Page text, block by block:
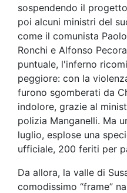
sospendendo il
poi alcuni ministri del
come il comunista
Ronchi e Alfonso
puntuale, l'inferno
peggiore: con la
furono sgomberati da
indolore, grazie al
polizia Manganelli. Ma
luglio, esplose una
ufficiale, 200 feriti per
Da allora, la valle di
comodissimo “frame”